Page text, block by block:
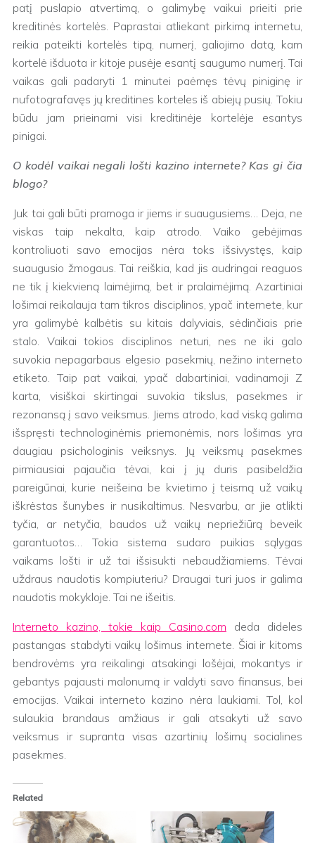
patį puslapio atvertimą, o galimybę vaikui prieiti prie
kreditinės kortelės. Paprastai atliekant pirkimą internetu,
reikia pateikti kortelės tipą, numerį, galiojimo datą, kam
kortelė išduota ir kitoje pusėje esantį saugumo numerį. Tai
vaikas gali padaryti 1 minutei paėmęs tėvų piniginę ir
nufotografavęs jų kreditines korteles iš abiejų pusių. Tokiu
būdu jam prieinami visi kreditinėje kortelėje esantys
pinigai.
O kodėl vaikai negali lošti kazino internete? Kas gi čia
blogo?
Juk tai gali būti pramoga ir jiems ir suaugusiems… Deja, ne
viskas taip nekalta, kaip atrodo. Vaiko gebėjimas
kontroliuoti savo emocijas nėra toks išsivystęs, kaip
suaugusio žmogaus. Tai reiškia, kad jis audringai reaguos
ne tik į kiekvieną laimėjimą, bet ir pralaimėjimą. Azartiniai
lošimai reikalauja tam tikros disciplinos, ypač internete, kur
yra galimybė kalbėtis su kitais dalyviais, sėdinčiais prie
stalo. Vaikai tokios disciplinos neturi, nes ne iki galo
suvokia nepagarbaus elgesio pasekmių, nežino interneto
etiketo. Taip pat vaikai, ypač dabartiniai, vadinamoji Z
karta, visiškai skirtingai suvokia tikslus, pasekmes ir
rezonansą į savo veiksmus. Jiems atrodo, kad viską galima
išspręsti technologinėmis priemonėmis, nors lošimas yra
daugiau psichologinis veiksnys. Jų veiksmų pasekmes
pirmiausiai pajaučia tėvai, kai į jų duris pasibeldžia
pareigūnai, kurie neišeina be kvietimo į teismą už vaikų
iškrėstas šunybes ir nusikaltimus. Nesvarbu, ar jie atlikti
tyčia, ar netyčia, baudos už vaikų nepriežiūrą beveik
garantuotos… Tokia sistema sudaro puikias sąlygas
vaikams lošti ir už tai išsisukti nebaudžiamiems. Tėvai
uždraus naudotis kompiuteriu? Draugai turi juos ir galima
naudotis mokykloje. Tai ne išeitis.
Interneto kazino, tokie kaip Casino.com deda dideles
pastangas stabdyti vaikų lošimus internete. Šiai ir kitoms
bendrovėms yra reikalingi atsakingi lošėjai, mokantys ir
gebantys pajausti malonumą ir valdyti savo finansus, bei
emocijas. Vaikai interneto kazino nėra laukiami. Tol, kol
sulaukia brandaus amžiaus ir gali atsakyti už savo
veiksmus ir supranta visas azartinių lošimų socialines
pasekmes.
Related